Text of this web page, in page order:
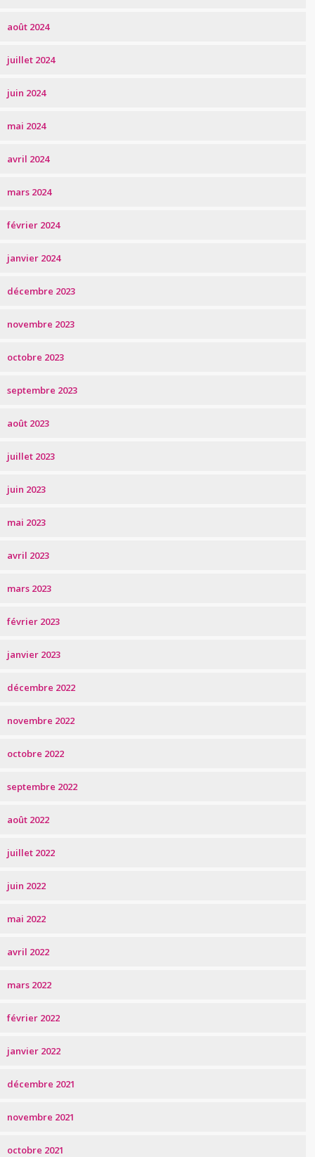
août 2024
juillet 2024
juin 2024
mai 2024
avril 2024
mars 2024
février 2024
janvier 2024
décembre 2023
novembre 2023
octobre 2023
septembre 2023
août 2023
juillet 2023
juin 2023
mai 2023
avril 2023
mars 2023
février 2023
janvier 2023
décembre 2022
novembre 2022
octobre 2022
septembre 2022
août 2022
juillet 2022
juin 2022
mai 2022
avril 2022
mars 2022
février 2022
janvier 2022
décembre 2021
novembre 2021
octobre 2021